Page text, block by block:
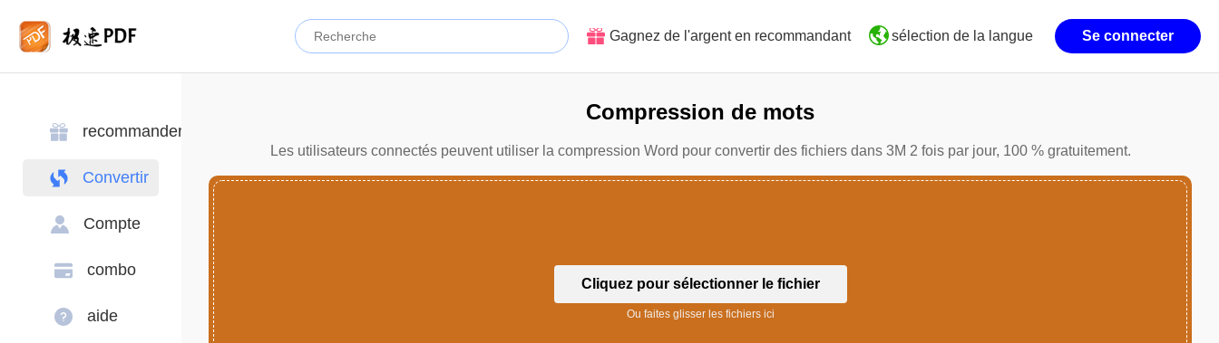
Gagnez de l'argent en recommandant sélection de la langue Se connecter
recommander
Convertir
Compte
combo
aide
Compression de mots
Les utilisateurs connectés peuvent utiliser la compression Word pour convertir des fichiers dans 3M 2 fois par jour, 100 % gratuitement.
Cliquez pour sélectionner le fichier
Ou faites glisser les fichiers ici